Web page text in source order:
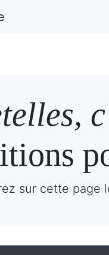
sur cette page